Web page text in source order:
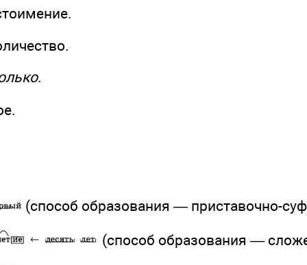
.
(способ образования — приставочно-
(способ образования —